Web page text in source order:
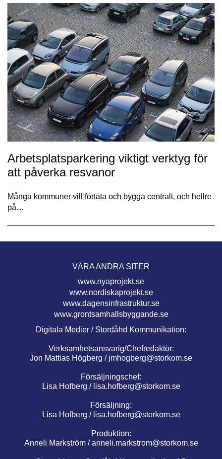
Arbetsplatsparkering viktigt verktyg för
att påverka resvanor
Många kommuner vill förtäta och bygga centralt, och hellre
på…
VÅRA ANDRA SITER
www.nyaprojekt.se
www.nordiskaprojekt.se
www.dagensinfrastruktur.se
www.grontsamhallsbyggande.se
Digitala Medier / Stordåhd Kommunikation:
Verksamhetsansvarig/Chefredaktör:
Jon Mattias Högberg / jmhogberg@storkom.se
Försäljningschef:
Lisa Hofberg / lisa.hofberg@storkom.se
Försäljning:
Lisa Hofberg / lisa.hofberg@storkom.se
Produktion:
Anneli Markström /anneli.markstrom@storkom.se